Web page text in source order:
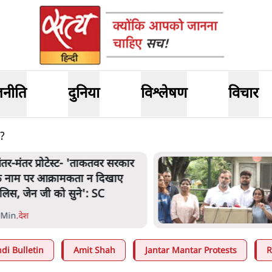
दुनिया विश्लेषण विचार
मंतर प्रोटेस्ट: 'युवाओं को
किया जा रहा है, पर मोदी-
में बोलने की हिम्मत नहीं'- राहुल
.देश
Bulletin Amit Shah Jantar Mantar Protests